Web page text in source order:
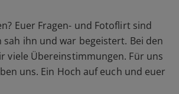
Euer Fragen- und Fotoflirt sind
sah ihn und war begeistert. Bei den
viele Übereinstimmungen. Für uns
uns. Ein Hoch auf euch und euer